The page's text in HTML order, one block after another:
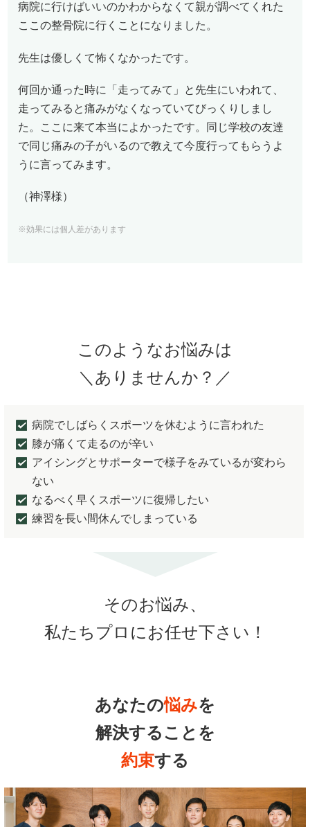
病院に行けばいいのかわからなくて親が調べてくれた
ここの整骨院に行くことになりました。
先生は優しくて怖くなかったです。
何回か通った時に「走ってみて」と先生にいわれて、
走ってみると痛みがなくなっていてびっくりしまし
た。ここに来て本当によかったです。同じ学校の友達
で同じ痛みの子がいるので教えて今度行ってもらうよ
うに言ってみます。
（神澤様）
※効果には個人差があります
このようなお悩みは
＼ありませんか？／
病院でしばらくスポーツを休むように言われた
膝が痛くて走るのが辛い
アイシングとサポーターで様子をみているが変わら
ない
なるべく早くスポーツに復帰したい
練習を長い間休んでしまっている
そのお悩み、
私たちプロにお任せ下さい！
あなたの悩みを
解決することを
約束する